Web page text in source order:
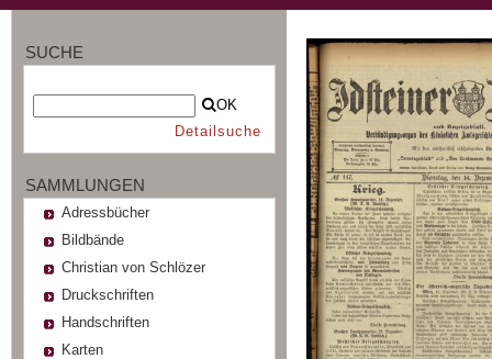
SUCHE
OK
Detailsuche
SAMMLUNGEN
Adressbücher
Bildbände
Christian von Schlözer
Druckschriften
Handschriften
Karten